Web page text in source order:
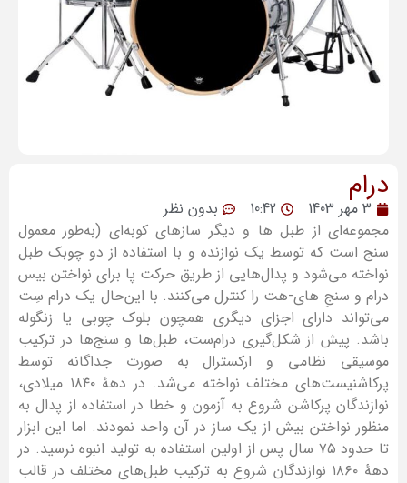
درام
3 مهر 1403 10:42
بدون نظر
مجموعه‌ای از طبل ها و دیگر سازهای کوبه‌ای (به‌طور معمول
سنج است که توسط یک نوازنده و با استفاده از دو چوبک طبل
نواخته می‌شود و پدال‌هایی از طریق حرکت پا برای نواختن بیس
درام و سنجِ های-هت را کنترل می‌کنند. با این‌حال یک درام سِت
می‌تواند دارای اجزای دیگری همچون بلوک چوبی یا زنگوله
باشد. پیش از شکل‌گیری درام‌ست، طبل‌ها و سنج‌ها در ترکیب
موسیقی نظامی و ارکسترال به صورت جداگانه توسط
پرکاشنیست‌های مختلف نواخته می‌شد. در دههٔ ۱۸۴۰ میلادی،
نوازندگان پرکاشن شروع به آزمون و خطا در استفاده از پدال به
منظور نواختن بیش از یک ساز در آن واحد نمودند. اما این ابزار
تا حدود ۷۵ سال پس از اولین استفاده به تولید انبوه نرسید. در
دههٔ ۱۸۶۰ نوازندگان شروع به ترکیب طبل‌های مختلف در قالب